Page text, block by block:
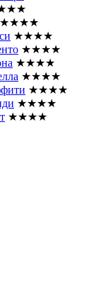
★★★★
★★★★
★★★★
★★★★
★★★★
★★★★
★★★★
★★★★